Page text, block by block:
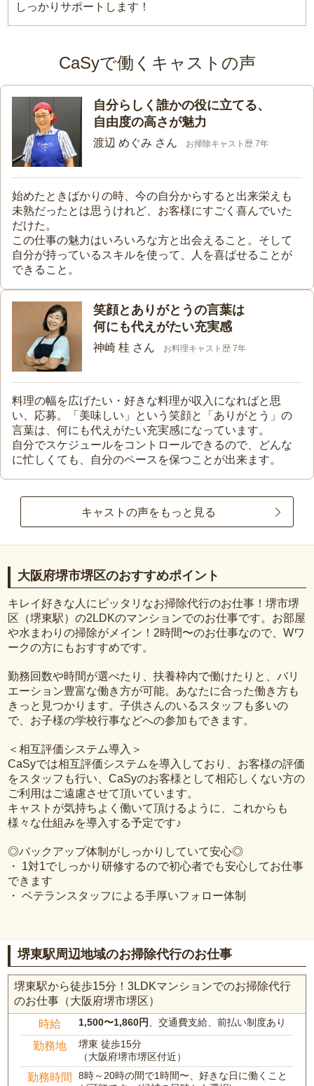
しっかりサポートします！
CaSyで働くキャストの声
自分らしく誰かの役に立てる、
自由度の高さが魅力
渡辺 めぐみ さん お掃除キャスト歴 7年
始めたときばかりの時、今の自分からすると出来栄えも
未熟だったとは思うけれど、お客様にすごく喜んでいた
だけた。
この仕事の魅力はいろいろな方と出会えること。そして
自分が持っているスキルを使って、人を喜ばせることが
できること。
笑顔とありがとうの言葉は
何にも代えがたい充実感
神崎 桂 さん お料理キャスト歴 7年
料理の幅を広げたい・好きな料理が収入になればと思
い、応募。「美味しい」という笑顔と「ありがとう」の
言葉は、何にも代えがたい充実感になっています。
自分でスケジュールをコントロールできるので、どんな
に忙しくても、自分のペースを保つことが出来ます。
キャストの声をもっと見る
大阪府堺市堺区のおすすめポイント
キレイ好きな人にピッタリなお掃除代行のお仕事！堺市堺
区（堺東駅）の2LDKのマンションでのお仕事です。お部屋
や水まわりの掃除がメイン！2時間〜のお仕事なので、Wワ
ークの方にもおすすめです。
勤務回数や時間が選べたり、扶養枠内で働けたりと、バリ
エーション豊富な働き方が可能。あなたに合った働き方も
きっと見つかります。子供さんのいるスタッフも多いの
で、お子様の学校行事などへの参加もできます。
＜相互評価システム導入＞
CaSyでは相互評価システムを導入しており、お客様の評価
をスタッフも行い、CaSyのお客様として相応しくない方の
ご利用はご遠慮させて頂いています。
キャストが気持ちよく働いて頂けるように、これからも
様々な仕組みを導入する予定です♪
◎バックアップ体制がしっかりしていて安心◎
・ 1対1でしっかり研修するので初心者でも安心してお仕事
できます
・ ベテランスタッフによる手厚いフォロー体制
堺東駅周辺地域のお掃除代行のお仕事
堺東駅から徒歩15分！3LDKマンションでのお掃除代行
のお仕事（大阪府堺市堺区）
時給 1,500〜1,860円、交通費支給、前払い制度あり
勤務地
堺東 徒歩15分
（大阪府堺市堺区付近）
勤務時間
8時～20時の間で1時間〜、好きな日に働くこと